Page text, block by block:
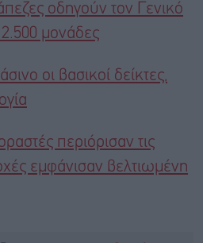
οδηγούν τον Γενικό
μονάδες
οι βασικοί δείκτες,
περιόρισαν τις
εμφάνισαν βελτιωμένη